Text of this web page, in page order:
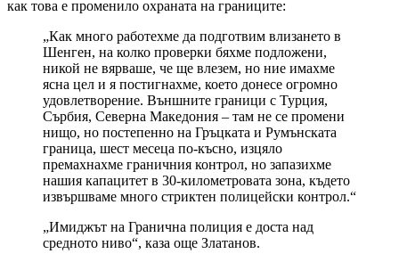
как това е променило охраната на границите:
„Как много работехме да подготвим влизането в
Шенген, на колко проверки бяхме подложени,
никой не вярваше, че ще влезем, но ние имахме
ясна цел и я постигнахме, което донесе огромно
удовлетворение. Външните граници с Турция,
Сърбия, Северна Македония – там не се промени
нищо, но постепенно на Гръцката и Румънската
граница, шест месеца по-късно, изцяло
премахнахме граничния контрол, но запазихме
нашия капацитет в 30-километровата зона, където
извършваме много стриктен полицейски контрол.“
„Имиджът на Гранична полиция е доста над
средното ниво“, каза още Златанов.